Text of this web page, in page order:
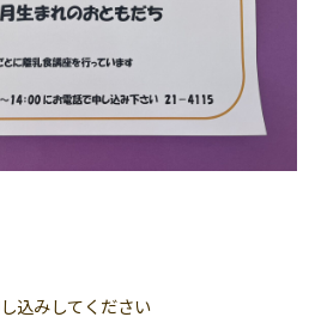
込みしてください